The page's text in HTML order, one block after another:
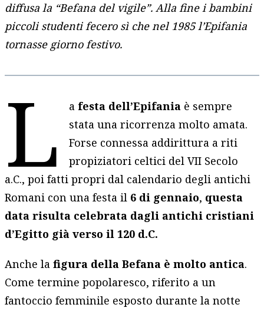
diffusa la “Befana del vigile”. Alla fine i bambini
piccoli studenti fecero sì che nel 1985 l’Epifania
tornasse giorno festivo.
L a festa dell’Epifania è sempre
stata una ricorrenza molto amata.
Forse connessa addirittura a riti
propiziatori celtici del VII Secolo
a.C., poi fatti propri dal calendario degli antichi
Romani con una festa il 6 di gennaio, questa
data risulta celebrata dagli antichi cristiani
d’Egitto già verso il 120 d.C.
Anche lafigura della Befana è molto antica.
Come termine popolaresco, riferito a un
fantoccio femminile esposto durante la notte